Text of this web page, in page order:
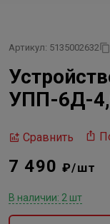
Артикул: 5135002632
УПП-6Д-
Сравнить
7 490₽/шт
В наличии: 2 шт